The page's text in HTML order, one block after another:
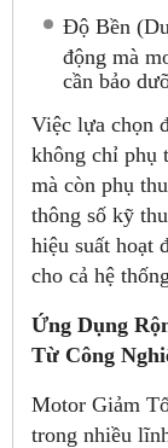
Độ Bền
động mà
cần bảo
Việc lựa chọn
không chỉ phụ
mà còn phụ
thông số kỹ
hiệu suất hoạt
cho cả hệ
Ứng Dụng
Từ Công
Motor Giảm
trong nhiều